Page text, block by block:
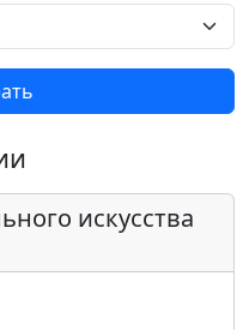
искусства